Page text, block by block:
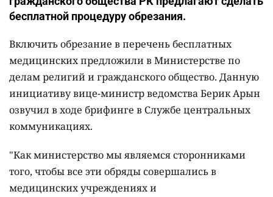
бесплатной процедуру обрезания.
Включить обрезание в перечень бесплатных
медицинских предложили в Министерстве по
делам религий и гражданского общество. Данную
инициативу вице-министр ведомства Берик Арын
озвучил в ходе брифинге в Службе центральных
коммуникациях.
"Как министерство мы являемся сторонниками
того, чтобы все эти обряды совершались в
медицинских учреждениях и